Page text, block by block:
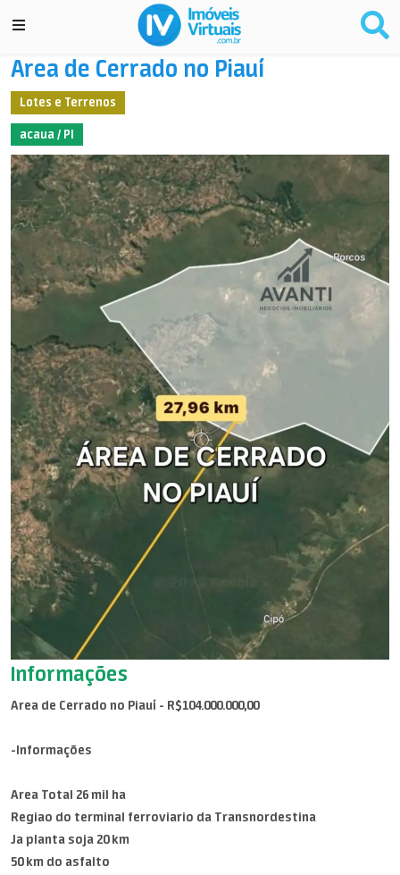
Area de Cerrado no Piauí
Lotes e Terrenos
acaua / PI
Informações
Area de Cerrado no Piauí - R$104.000.000,00
-Informações
Area Total 26 mil ha
Regiao do terminal ferroviario da Transnordestina
Ja planta soja 20 km
50 km do asfalto